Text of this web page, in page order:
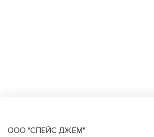
ООО "СПЕЙС ДЖЕМ"